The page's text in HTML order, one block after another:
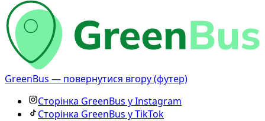
GreenBus — повернутися вгору (футер)
Сторінка GreenBus у Instagram
Сторінка GreenBus у TikTok